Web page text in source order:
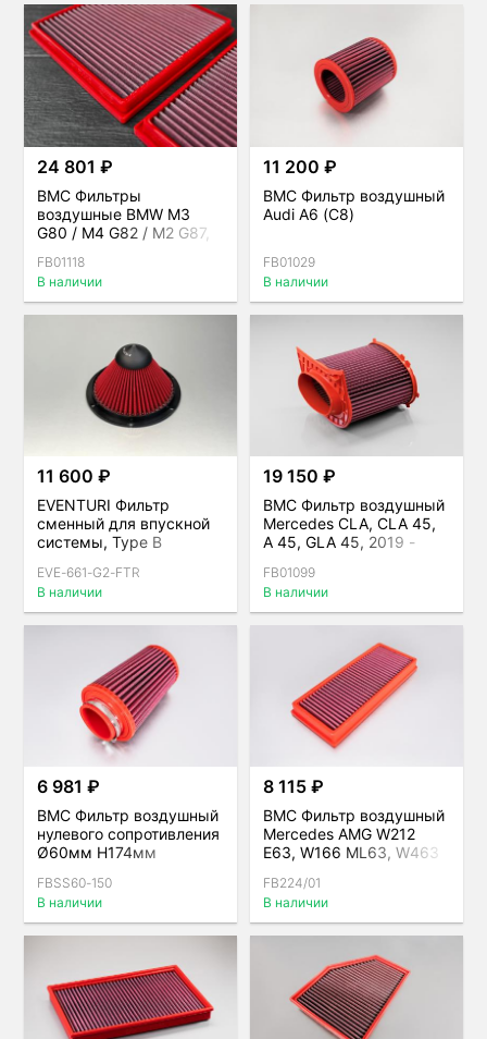
24 801 ₽
BMC Фильтры
воздушные BMW M3
G80 / M4 G82 / M2 G87,
FB01118
В наличии
11 200 ₽
BMC Фильтр воздушный
Audi A6 (C8)
FB01029
В наличии
11 600 ₽
EVENTURI Фильтр
сменный для впускной
системы, Type B
EVE-661-G2-FTR
В наличии
19 150 ₽
BMC Фильтр воздушный
Mercedes CLA, CLA 45,
A 45, GLA 45, 2019 -
FB01099
В наличии
6 981 ₽
BMC Фильтр воздушный
нулевого сопротивления
Ø60мм H174мм
FBSS60-150
В наличии
8 115 ₽
BMC Фильтр воздушный
Mercedes AMG W212
E63, W166 ML63, W463
FB224/01
В наличии